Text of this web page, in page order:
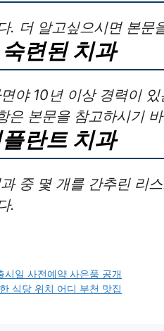
. 더 알고싶으시면 본문
련된 치과
야 10년 이상 경력이
은 본문을 참고하시기
란트 치과
중 몇 개를 간추린 리
.
일 사전예약 사은품 공개
식당 위치 어디 부천 맛집